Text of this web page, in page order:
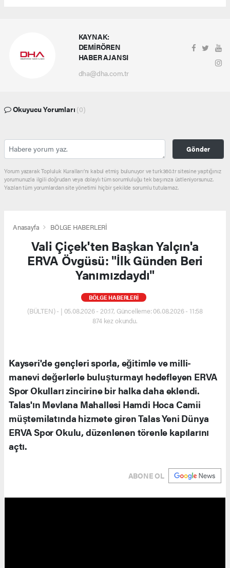
KAYNAK:
DEMİRÖREN
HABER AJANSI
dha@dha.com.tr
Okuyucu Yorumları (0)
Gönder
Yorum yazarak Topluluk Kuralları’nı kabul etmiş bulunuyor ve turk360.tr sitesine yaptığınız
yorumunuzla ilgili doğrudan veya dolaylı tüm sorumluluğu tek başınıza üstleniyorsunuz.
Yazılan tüm yorumlardan site yönetimi hiçbir şekilde sorumlu tutulamaz.
Anasayfa BÖLGE HABERLERİ
Vali Çiçek'ten Başkan Yalçın'a
ERVA Övgüsü: "İlk Günden Beri
Yanımızdaydı"
BÖLGE HABERLERİ
(BÜLTEN) - | 05.08.2026 - 20:17, Güncelleme: 06.08.2026 - 11:58
874 kez okundu.
Kayseri'de gençleri sporla, eğitimle ve milli-
manevi değerlerle buluşturmayı hedefleyen ERVA
Spor Okulları zincirine bir halka daha eklendi.
Talas'ın Mevlana Mahallesi Hamdi Hoca Camii
müştemilatında hizmete giren Talas Yeni Dünya
ERVA Spor Okulu, düzenlenen törenle kapılarını
açtı.
ABONE OL